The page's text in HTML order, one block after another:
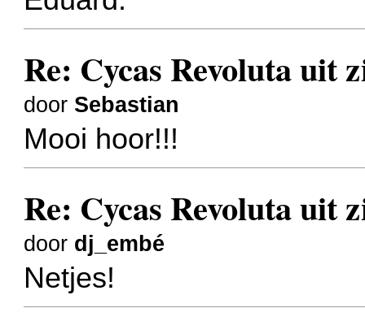
Re: Cycas Revoluta uit
door Sebastian
Mooi hoor!!!
Re: Cycas Revoluta uit
door dj_embé
Netjes!